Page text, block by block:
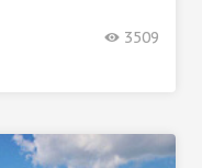
3509